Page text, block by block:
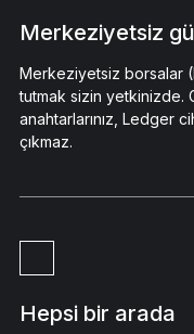
Merkeziyetsiz
Merkeziyetsiz borsalar
tutmak sizin yetkinizde.
anahtarlarınız, Ledger
çıkmaz.
Hepsi bir arada